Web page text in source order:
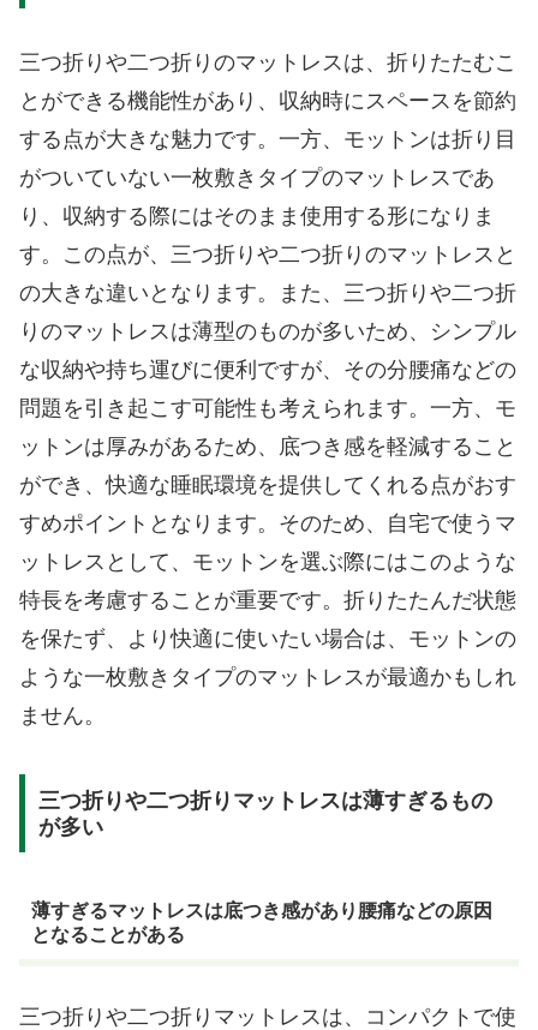
三つ折りや二つ折りのマットレスは、折りたたむこ
とができる機能性があり、収納時にスペースを節約
する点が大きな魅力です。一方、モットンは折り目
がついていない一枚敷きタイプのマットレスであ
り、収納する際にはそのまま使用する形になりま
す。この点が、三つ折りや二つ折りのマットレスと
の大きな違いとなります。また、三つ折りや二つ折
りのマットレスは薄型のものが多いため、シンプル
な収納や持ち運びに便利ですが、その分腰痛などの
問題を引き起こす可能性も考えられます。一方、モ
ットンは厚みがあるため、底つき感を軽減すること
ができ、快適な睡眠環境を提供してくれる点がおす
すめポイントとなります。そのため、自宅で使うマ
ットレスとして、モットンを選ぶ際にはこのような
特長を考慮することが重要です。折りたたんだ状態
を保たず、より快適に使いたい場合は、モットンの
ような一枚敷きタイプのマットレスが最適かもしれ
ません。
三つ折りや二つ折りマットレスは薄すぎるもの
が多い
薄すぎるマットレスは底つき感があり腰痛などの原因
となることがある
三つ折りや二つ折りマットレスは、コンパクトで使